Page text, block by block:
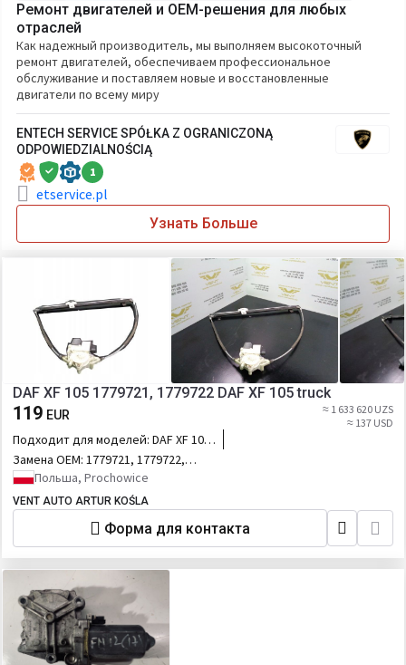
Ремонт двигателей и OEM-решения для любых
отраслей
Как надежный производитель, мы выполняем высокоточный
ремонт двигателей, обеспечиваем профессиональное
обслуживание и поставляем новые и восстановленные
двигатели по всему миру
ENTECH SERVICE SPÓŁKA Z OGRANICZONĄ
ODPOWIEDZIALNOŚCIĄ
1
etservice.pl
Узнать Больше
DAF XF 105 1779721, 1779722 DAF XF 105 truck
119 EUR
≈ 1 633 620 UZS
≈ 137 USD
Подходит для моделей: DAF XF 105
truck
Замена OEM: 1779721, 1779722,
1779721, 1779722
Польша, Prochowice
VENT AUTO ARTUR KOŚLA
Форма для контакта